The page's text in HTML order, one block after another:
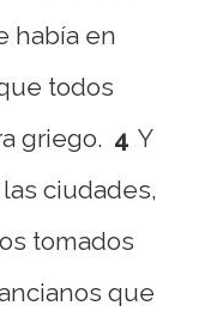
había en
todos
griego. 4 Y
ciudades,
tomados
que